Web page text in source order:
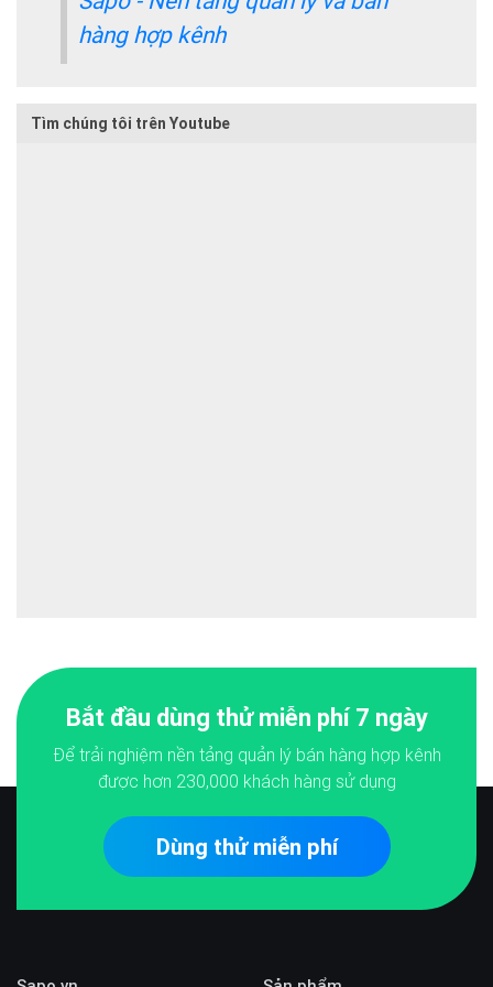
hàng hợp kênh
Tìm chúng tôi trên Youtube
Bắt đầu dùng thử miễn phí 7 ngày
Để trải nghiệm nền tảng quản lý bán hàng hợp kênh
được hơn 230,000 khách hàng sử dụng
Dùng thử miễn phí